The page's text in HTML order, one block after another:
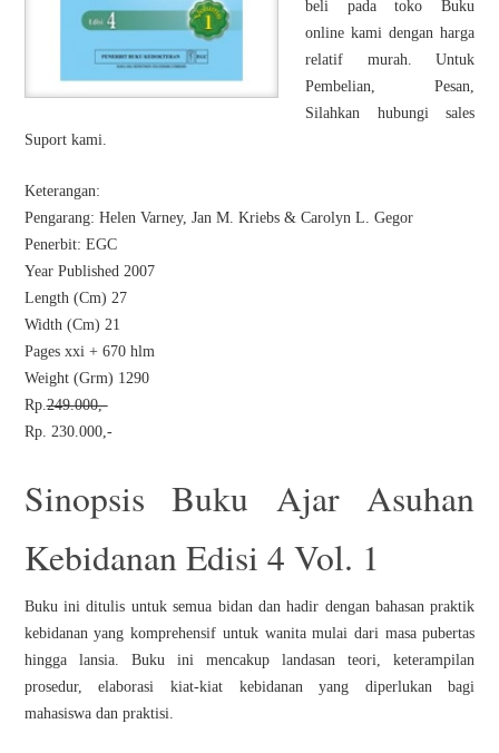
beli pada toko Buku
online kami dengan harga
relatif murah. Untuk
Pembelian, Pesan,
Silahkan hubungi sales
Suport kami.
Keterangan:
Pengarang: Helen Varney, Jan M. Kriebs & Carolyn L. Gegor
Penerbit: EGC
Year Published 2007
Length (Cm) 27
Width (Cm) 21
Pages xxi + 670 hlm
Weight (Grm) 1290
Rp.249.000,-
Rp. 230.000,-
Sinopsis Buku Ajar Asuhan
Kebidanan Edisi 4 Vol. 1
Buku ini ditulis untuk semua bidan dan hadir dengan bahasan praktik
kebidanan yang komprehensif untuk wanita mulai dari masa pubertas
hingga lansia. Buku ini mencakup landasan teori, keterampilan
prosedur, elaborasi kiat-kiat kebidanan yang diperlukan bagi
mahasiswa dan praktisi.